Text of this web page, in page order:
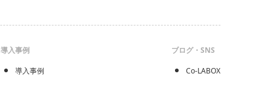
導入事例
導入事例
ブログ・SNS
Co-LABOX